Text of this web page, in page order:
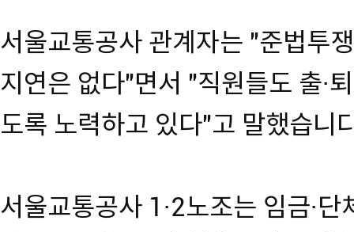
서울교통공사 관계자는 "준법투
지연은 없다"면서 "직원들도 출·
도록 노력하고 있다"고 말했습니
서울교통공사 1·2노조는 임금·